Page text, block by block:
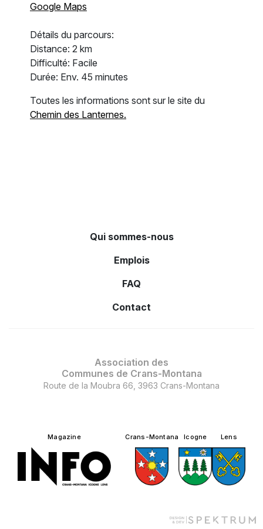
Google Maps
Détails du parcours:
Distance: 2 km
Difficulté: Facile
Durée: Env. 45 minutes
Toutes les informations sont sur le site du
Chemin des Lanternes.
Qui sommes-nous
Emplois
FAQ
Contact
Association des
Communes de Crans-Montana
Route de la Moubra 66, 3963 Crans-Montana
Magazine Crans-Montana Icogne Lens